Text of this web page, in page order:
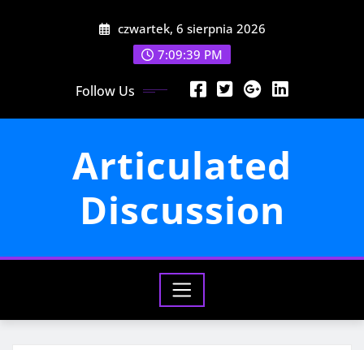
czwartek, 6 sierpnia 2026
7:09:41 PM
Follow Us
Articulated
Discussion